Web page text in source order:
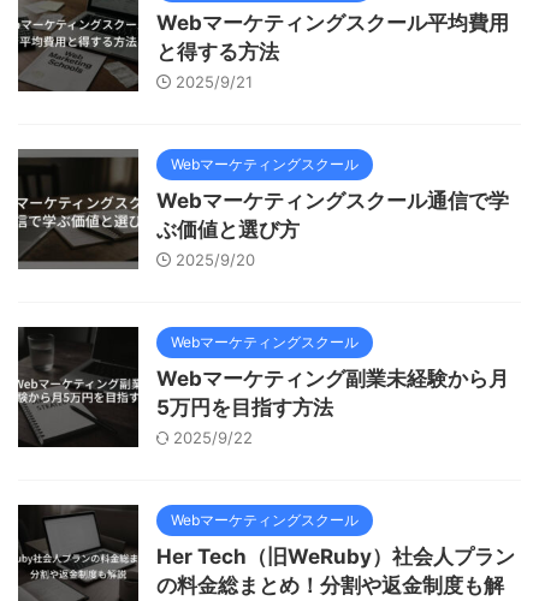
Webマーケティングスクール平均費用
と得する方法
2025/9/21
Webマーケティングスクール
Webマーケティングスクール通信で学
ぶ価値と選び方
2025/9/20
Webマーケティングスクール
Webマーケティング副業未経験から月
5万円を目指す方法
2025/9/22
Webマーケティングスクール
Her Tech（旧WeRuby）社会人プラン
の料金総まとめ！分割や返金制度も解